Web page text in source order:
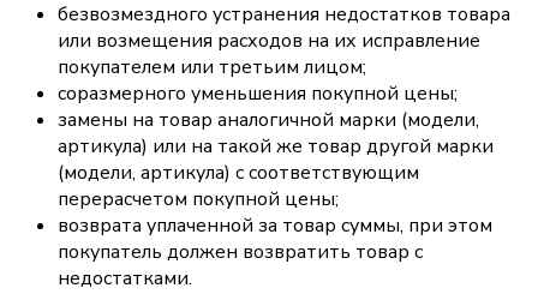
безвозмездного устранения недостатков товара
или возмещения расходов на их исправление
покупателем или третьим лицом;
соразмерного уменьшения покупной цены;
замены на товар аналогичной марки (модели,
артикула) или на такой же товар другой марки
(модели, артикула) с соответствующим
перерасчетом покупной цены;
возврата уплаченной за товар суммы, при этом
покупатель должен возвратить товар с
недостатками.